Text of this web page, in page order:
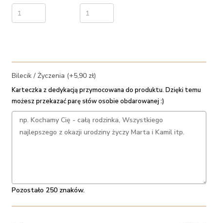
Bilecik / Życzenia (+5,90 zł)
Karteczka z dedykacją przymocowana do produktu. Dzięki temu
możesz przekazać parę słów osobie obdarowanej :)
Pozostało 250 znaków.